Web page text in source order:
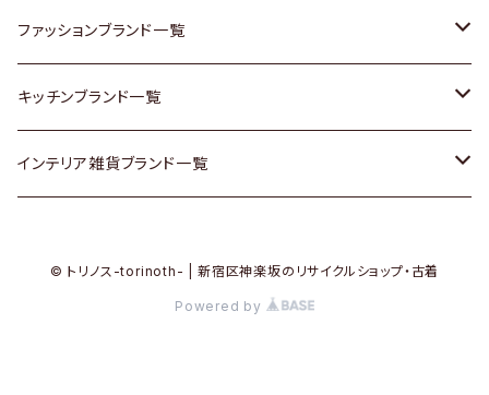
その他家具
Vintageヴィンテージ / Antiqueアンティーク
Designers / デザイナーズ
スカーフ
腕時計
Vintage / ヴィンテージ
銀製品
和物 / 作家物
その他キッチン雑貨
ACME Furniture / アクメ ファニチャー
ACTUS / アクタス
arflex / アルフレックス
ファッションブランド一覧
agnes b / アニエス ベー
BALLY / バリー
キッチンブランド一覧
ARABIA / アラビア
インテリア雑貨ブランド一覧
© トリノス-torinoth- | 新宿区神楽坂のリサイクルショップ・古着
Powered by